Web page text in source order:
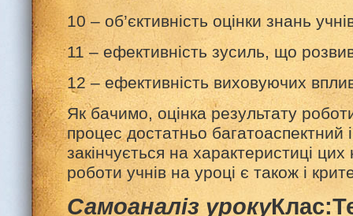
10 – об’єктивність оцінки знань
11 – ефективність зусиль, що
12 – ефективність виховуючих
Як бачимо, оцінка результату
процес достатньо багатоаспектний
закінчується на характеристиці цих
роботи учнів на уроці є також і
Самоаналіз урокуКлас: